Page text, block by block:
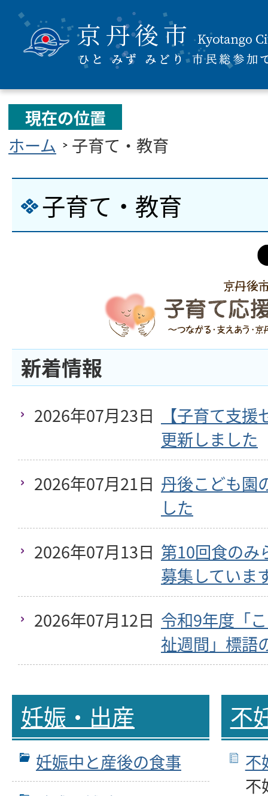
現在の位置
ホーム
子育て・教育
子育て・教育
新着情報
2026年07月23日
【子育て支
更新しました
2026年07月21日 丹後こども園
した
2026年07月13日 第10回食のみ
募集していま
2026年07月12日 令和9年度「
祉週間」標語
妊娠・出産
妊娠中と産後の食事
不
不
不